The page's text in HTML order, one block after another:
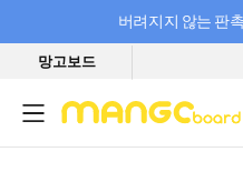
버려지지 않는 판
필요한 만큼 충전하고 끊김 없이
망고보드